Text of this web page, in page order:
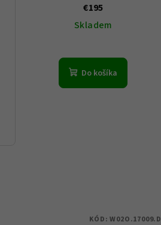
€195
Skladem
Do košíka
KÓD:W02O.17009.D